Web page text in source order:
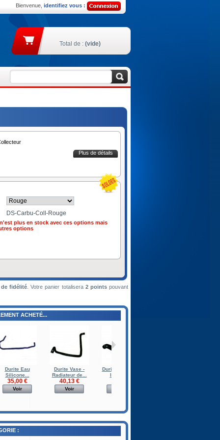
Bienvenue, identifiez vous :
Total de : (vide)
Plus de détails
DS-Carbu-Coll-Rouge
plus en stock avec ces options mais
options
fidélité . Votre panier totalisera 2pointspouvant
ACHETÉ...
Durite Eau
Silicone...
35,00 €
Voir
Durite Vase -
Radiateur de...
40,13 €
Voir
Durite Radiateur
Inferieure
: